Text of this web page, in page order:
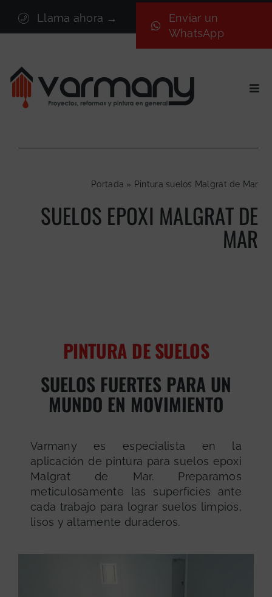
contenido
Llama ahora →
Enviar un
WhatsApp
Sectores
Nosotros
Portada » Pintura suelos Malgrat de Mar
SUELOS EPOXI MALGRAT DE
MAR
PINTURA DE SUELOS
SUELOS FUERTES PARA UN
MUNDO EN MOVIMIENTO
Varmany es especialista en la
aplicación de pintura para suelos epoxi
Malgrat de Mar. Preparamos
meticulosamente las superficies ante
cada trabajo para lograr suelos limpios,
lisos y altamente duraderos.